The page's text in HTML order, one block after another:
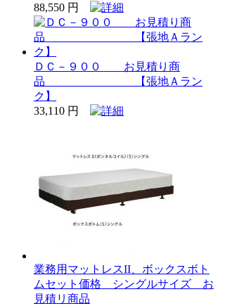
88,550 円
ＤＣ－９００ お見積り商
品 【張地Ａラン
ク】
33,110 円
業務用マットレスII、ボックスボト
ムセット価格 シングルサイズ お
見積リ商品